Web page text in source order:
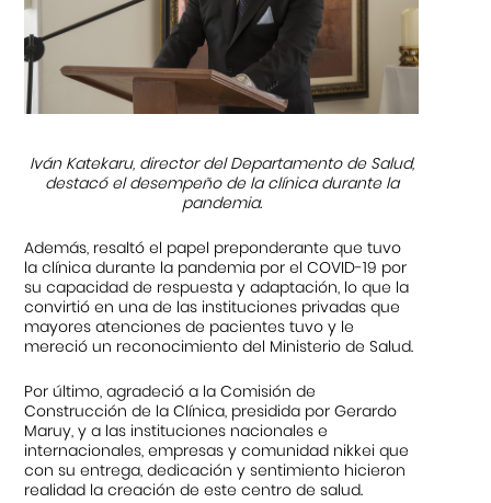
Iván Katekaru, director del Departamento de Salud,
destacó el desempeño de la clínica durante la
pandemia.
Además, resaltó el papel preponderante que tuvo
la clínica durante la pandemia por el COVID-19 por
su capacidad de respuesta y adaptación, lo que la
convirtió en una de las instituciones privadas que
mayores atenciones de pacientes tuvo y le
mereció un reconocimiento del Ministerio de Salud.
Por último, agradeció a la Comisión de
Construcción de la Clínica, presidida por Gerardo
Maruy, y a las instituciones nacionales e
internacionales, empresas y comunidad nikkei que
con su entrega, dedicación y sentimiento hicieron
realidad la creación de este centro de salud.